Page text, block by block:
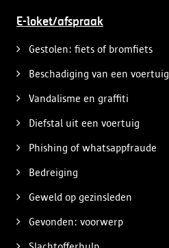
E-loket/afspraak
Gestolen: fiets of bromfiets
Beschadiging van een voertuig
Vandalisme en graffiti
Diefstal uit een voertuig
Phishing of whatsappfraude
Bedreiging
Geweld op gezinsleden
Gevonden: voorwerp